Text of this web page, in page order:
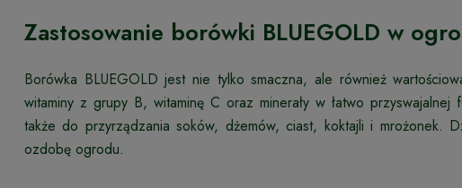
Zastosowanie borówki BLUEGOLD w
Borówka BLUEGOLD jest nie tylko smaczna, ale również
witaminy z grupy B, witaminę C oraz minerały w łatwo
także do przyrządzania soków, dżemów, ciast, koktajli i mrożonek.
ozdobę ogrodu.